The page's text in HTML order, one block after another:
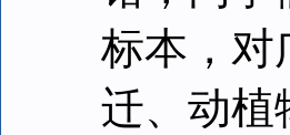
标本，对
迁、动植